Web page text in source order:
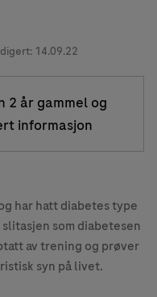
14.09.22
2 år gammel og
informasjon
har hatt diabetes type
som diabetesen
av trening og prøver
syn på livet.